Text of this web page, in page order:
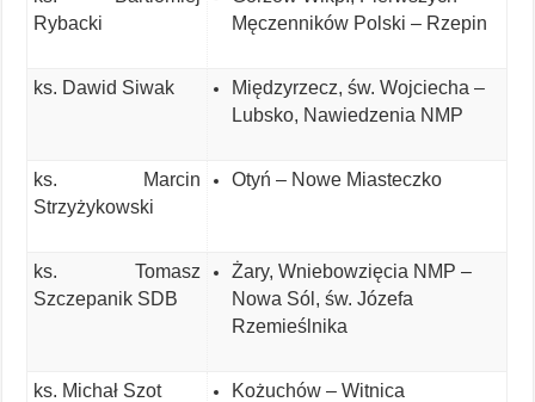
Rybacki
Męczenników Polski – Rzepin
ks. Dawid Siwak
Międzyrzecz, św. Wojciecha –
Lubsko, Nawiedzenia NMP
ks. Marcin
Strzyżykowski
Otyń – Nowe Miasteczko
ks. Tomasz
Szczepanik SDB
Żary, Wniebowzięcia NMP –
Nowa Sól, św. Józefa
Rzemieślnika
ks. Michał Szot Kożuchów – Witnica